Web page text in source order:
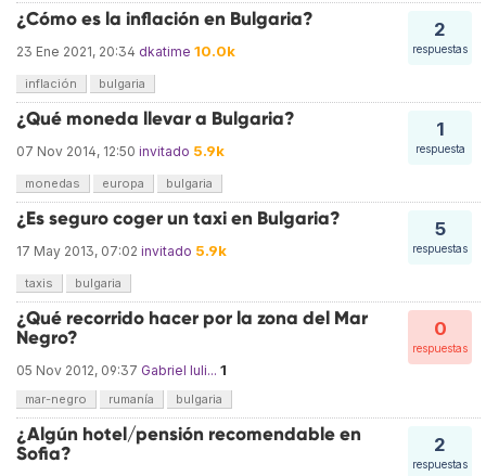
2
respuestas
¿Cómo es la inflación en Bulgaria?
23 Ene 2021, 20:34 dkatime 10.0k
inflación bulgaria
1
respuesta
¿Qué moneda llevar a Bulgaria?
07 Nov 2014, 12:50 invitado 5.9k
monedas europa bulgaria
5
respuestas
¿Es seguro coger un taxi en Bulgaria?
17 May 2013, 07:02 invitado 5.9k
taxis bulgaria
0
respuestas
¿Qué recorrido hacer por la zona del Mar
Negro?
05 Nov 2012, 09:37 Gabriel Iuli... 1
mar-negro rumanía bulgaria
2
respuestas
¿Algún hotel/pensión recomendable en
Sofia?